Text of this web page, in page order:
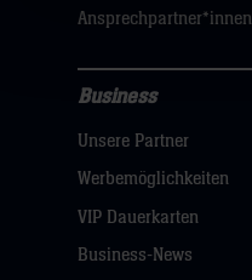
hier
Ansprechpartner*innen
Navigation
öffnen,
dann
klicken
Business
Unsere Partner
Werbemöglichkeiten
VIP Dauerkarten
Business-News